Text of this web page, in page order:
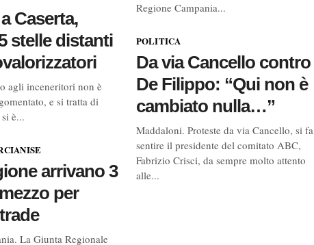
Caserta,
stelle distanti
agli inceneritori non è
e si tratta di
è...
arrivano 3
per
La Giunta Regionale
Regione Campania...
POLITICA
Da via Cancello contro
De Filippo: “Qui non è
cambiato nulla…”
Maddaloni. Proteste da via Cancello, si fa
sentire il presidente del comitato ABC,
Fabrizio Crisci, da sempre molto attento
alle...